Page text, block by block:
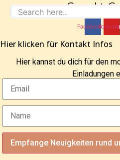
Gesucht,
FacebookYoutube
Hier klicken für Kontakt Infos
Hier kannst du dich für den
Einladungen
Empfange Neuigkeiten rund